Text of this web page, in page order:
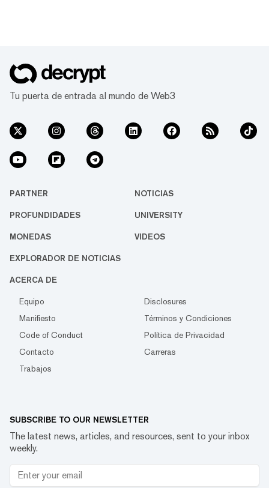
Tu puerta de entrada al mundo de Web3
PARTNER NOTICIAS
PROFUNDIDADES UNIVERSITY
MONEDAS VIDEOS
EXPLORADOR DE NOTICIAS
ACERCA DE
Equipo
Disclosures
Manifiesto
Términos y Condiciones
Code of Conduct
Política de Privacidad
Contacto
Carreras
Trabajos
SUBSCRIBE TO OUR NEWSLETTER
The latest news, articles, and resources, sent to your inbox
weekly.